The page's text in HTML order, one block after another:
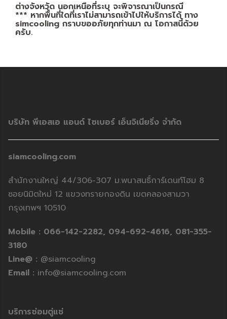
ต่างจังหวัด นอกเหนือที่ระบุ จะพิจารณาเป็นกรณี
*** หากพื้นที่ใดที่เราไม่สามารถเข้าไปให้บริการได้ ทาง
simcooling กราบขออภัยทุกท่านมา ณ โอกาสนี้ด้วย
ครับ.
บริษัท พีเอสเอ แอนด์ ไซเบอร์ เอ็นจิเนียริ่ง จำกัด
siamcooling.com
สำนักงานใหญ่ 44/306-307 ม.พนาสนธิ์การ์เดนท์โฮม 8
ซอยนิมิตใหม่ 12 แขวงทรายกองดิน เขตคลองสามวา
กรุงเทพฯ 10510
Mobile : 066-142-2282, 094-692-4616, 081-355-
3180
Line@ : @siamcooling
Email : info@siamcooling.com
บริการซ่อมตู่แช่